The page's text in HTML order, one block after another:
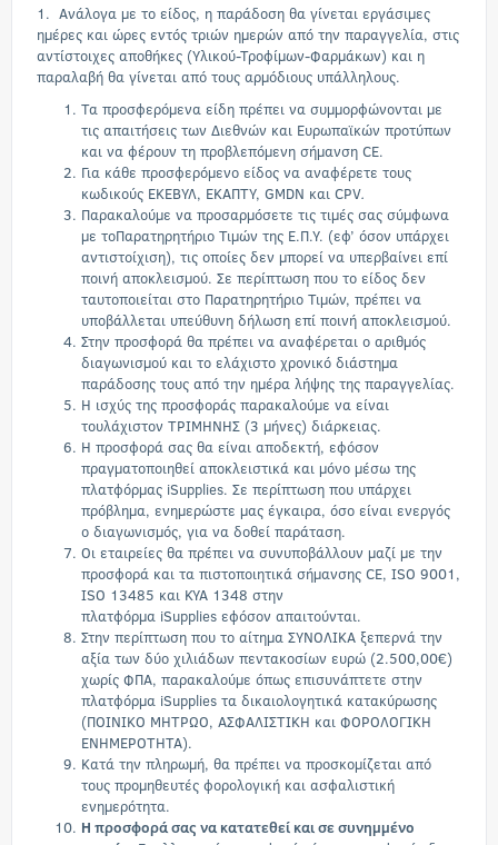
1. Ανάλογα με το είδος, η παράδοση θα γίνεται εργάσιμες
ημέρες και ώρες εντός τριών ημερών από την παραγγελία, στις
αντίστοιχες αποθήκες (Υλικού-Τροφίμων-Φαρμάκων) και η
παραλαβή θα γίνεται από τους αρμόδιους υπάλληλους.
Τα προσφερόμενα είδη πρέπει να συμμορφώνονται με
τις απαιτήσεις των Διεθνών και Ευρωπαϊκών προτύπων
και να φέρουν τη προβλεπόμενη σήμανση CE.
Για κάθε προσφερόμενο είδος να αναφέρετε τους
κωδικούς ΕΚΕΒΥΛ, ΕΚΑΠΤΥ, GMDN και CPV.
Παρακαλούμε να προσαρμόσετε τις τιμές σας σύμφωνα
με τοΠαρατηρητήριο Τιμών της Ε.Π.Υ. (εφ’ όσον υπάρχει
αντιστοίχιση), τις οποίες δεν μπορεί να υπερβαίνει επί
ποινή αποκλεισμού. Σε περίπτωση που το είδος δεν
ταυτοποιείται στο Παρατηρητήριο Τιμών, πρέπει να
υποβάλλεται υπεύθυνη δήλωση επί ποινή αποκλεισμού.
Στην προσφορά θα πρέπει να αναφέρεται ο αριθμός
διαγωνισμού και το ελάχιστο χρονικό διάστημα
παράδοσης τους από την ημέρα λήψης της παραγγελίας.
Η ισχύς της προσφοράς παρακαλούμε να είναι
τουλάχιστον ΤΡΙΜΗΝΗΣ (3 μήνες) διάρκειας.
Η προσφορά σας θα είναι αποδεκτή, εφόσον
πραγματοποιηθεί αποκλειστικά και μόνο μέσω της
πλατφόρμας iSupplies. Σε περίπτωση που υπάρχει
πρόβλημα, ενημερώστε μας έγκαιρα, όσο είναι ενεργός
ο διαγωνισμός, για να δοθεί παράταση.
Οι εταιρείες θα πρέπει να συνυποβάλλουν μαζί με την
προσφορά και τα πιστοποιητικά σήμανσης CE, ISO 9001,
ISO 13485 και ΚΥΑ 1348 στην
πλατφόρμα iSupplies εφόσον απαιτούνται.
Στην περίπτωση που το αίτημα ΣΥΝΟΛΙΚΑ ξεπερνά την
αξία των δύο χιλιάδων πεντακοσίων ευρώ (2.500,00€)
χωρίς ΦΠΑ, παρακαλούμε όπως επισυνάπτετε στην
πλατφόρμα iSupplies τα δικαιολογητικά κατακύρωσης
(ΠΟΙΝΙΚΟ ΜΗΤΡΩΟ, ΑΣΦΑΛΙΣΤΙΚΗ και ΦΟΡΟΛΟΓΙΚΗ
ΕΝΗΜΕΡΟΤΗΤΑ).
Κατά την πληρωμή, θα πρέπει να προσκομίζεται από
τους προμηθευτές φορολογική και ασφαλιστική
ενημερότητα.
Η προσφορά σας να κατατεθεί και σε συνημμένο